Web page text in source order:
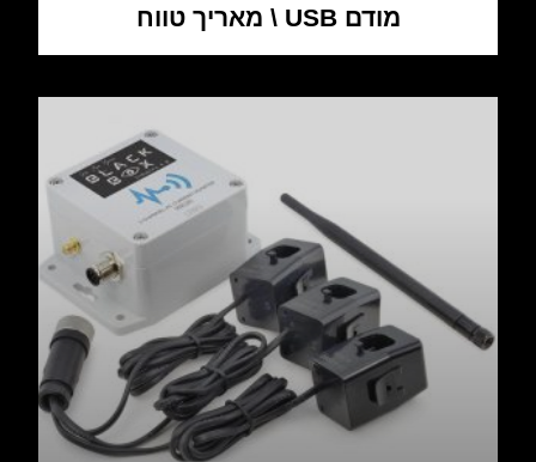
מודם USB \ מאריך טווח